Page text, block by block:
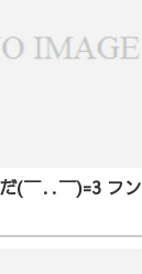
(￣‥￣)=3 フン